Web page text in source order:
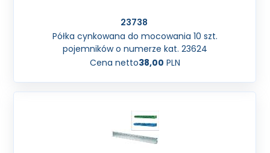
23738
Półka cynkowana do mocowania 10 szt.
pojemników o numerze kat. 23624
Cena netto38,00 PLN